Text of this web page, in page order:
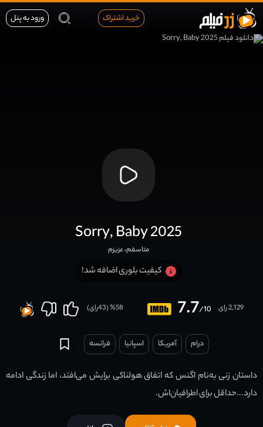
خرید اشتراک ورود به پنل
Sorry, Baby 2025
متاسفم، عزیزم
کیفیت بلوری اضافه شد!
7.7/10 2,129 رای 58
% (
43رای)
درام آمریکا اسپانیا فرانسه
داستان زنی به‌نام اگنس که اتفاق هولناکی برایش می‌افتد، اما زندگی ادامه
دارد...حداقل برای اطرافیان‌اش.